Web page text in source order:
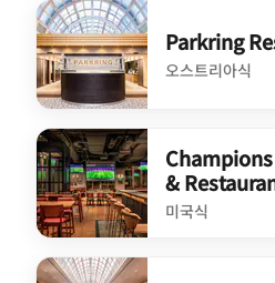
Parkring
오스트리아식
undefined Parkring Restaurant
&
미국식
undefined Champions